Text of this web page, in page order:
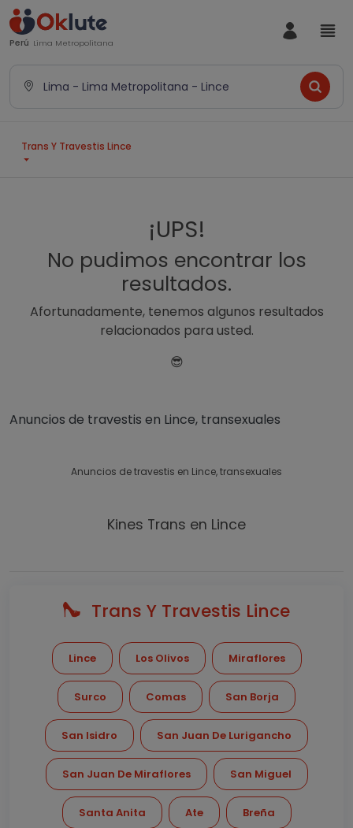
Perú Lima Metropolitana
Lima - Lima Metropolitana - Lince
Trans Y Travestis Lince
¡UPS!
No pudimos encontrar los
resultados.
Afortunadamente, tenemos algunos resultados
relacionados para usted.
😎
Anuncios de travestis en Lince, transexuales
Anuncios de travestis en Lince, transexuales
Kines Trans en Lince
Trans Y Travestis Lince
Lince Los Olivos Miraflores
Surco Comas San Borja
San Isidro San Juan De Lurigancho
San Juan De Miraflores San Miguel
Santa Anita Ate Breña